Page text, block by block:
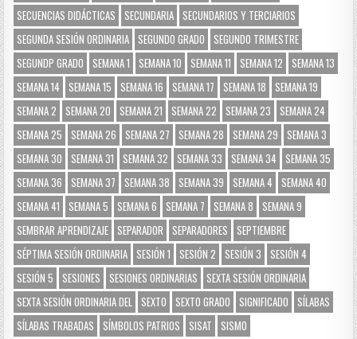
SECUENCIAS DIDÁCTICAS
SECUNDARIA SECUNDARIOS Y TERCIARIOS
SEGUNDA SESIÓN ORDINARIA SEGUNDO GRADO
SEGUNDO TRIMESTRE
SEGUNDP GRADO
SEMANA 1 SEMANA 10 SEMANA 11 SEMANA 12
SEMANA 13
SEMANA 14
SEMANA 15 SEMANA 16 SEMANA 17 SEMANA 18
SEMANA 19
SEMANA 2
SEMANA 20 SEMANA 21 SEMANA 22 SEMANA 23
SEMANA 24
SEMANA 25
SEMANA 26 SEMANA 27 SEMANA 28 SEMANA 29
SEMANA 3
SEMANA 30
SEMANA 31 SEMANA 32 SEMANA 33 SEMANA 34
SEMANA 35
SEMANA 36
SEMANA 37 SEMANA 38 SEMANA 39 SEMANA 4
SEMANA 40
SEMANA 41
SEMANA 5 SEMANA 6 SEMANA 7 SEMANA 8
SEMANA 9
SEMBRAR APRENDIZAJE SEPARADOR SEPARADORES
SEPTIEMBRE
SÉPTIMA SESIÓN ORDINARIA SESIÓN 1 SESIÓN 2 SESIÓN 3
SESIÓN 4
SESIÓN 5
SESIONES SESIONES ORDINARIAS
SEXTA SESIÓN ORDINARIA
SEXTA SESIÓN ORDINARIA DEL
SEXTO SEXTO GRADO SIGNIFICADO
SÍLABAS
SÍLABAS TRABADAS
SÍMBOLOS PATRIOS SISAT
SISMO